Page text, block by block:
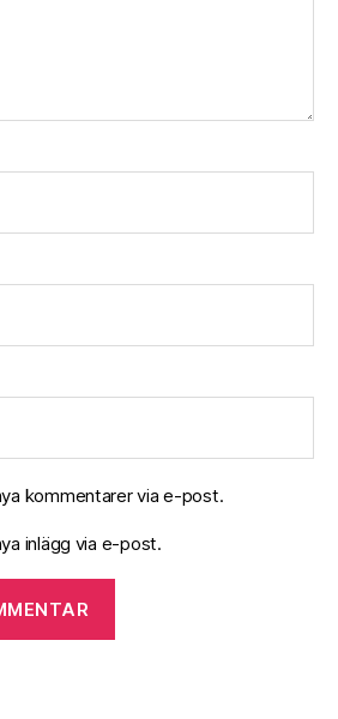
kommentarer via e-post.
inlägg via e-post.